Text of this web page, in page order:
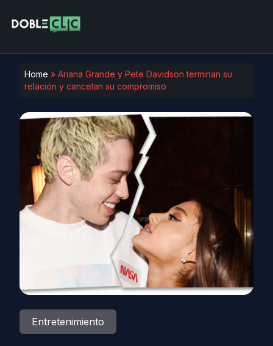
Home » Ariana Grande y Pete Davidson terminan su
relación y cancelan su compromiso
Entretenimiento